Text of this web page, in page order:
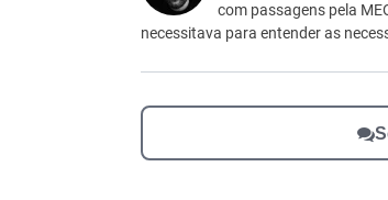
Outro
com passagens pela
necessitava para entender as